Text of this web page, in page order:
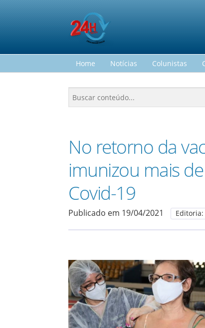
Home Notícias Colunistas
No retorno da
imunizou mais
Covid-19
Publicado em 19/04/2021 Editoria: